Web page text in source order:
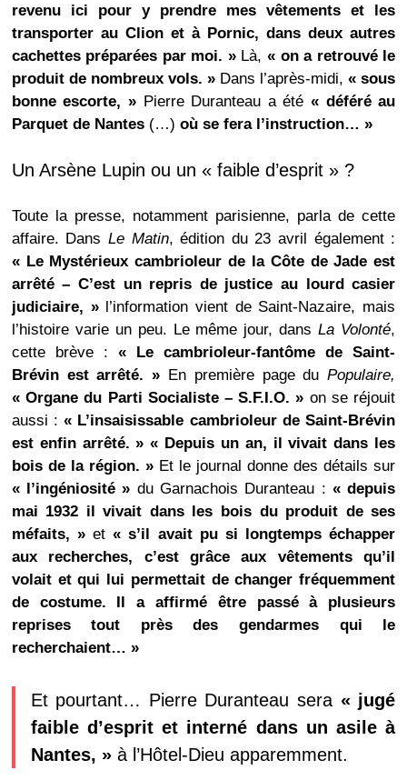
revenu ici pour y prendre mes vêtements et les
transporter au Clion et à Pornic, dans deux autres
cachettes préparées par moi. »Là,« on a retrouvé le
produit de nombreux vols. » Dans l’après-midi,« sous
bonne escorte, » Pierre Duranteau a été « déféré au
Parquet de Nantes(…) où se fera l’instruction… »
Un Arsène Lupin ou un « faible d’esprit » ?
Toute la presse, notamment parisienne, parla de cette
affaire. Dans Le Matin, édition du 23 avril également :
« Le Mystérieux cambrioleur de la Côte de Jade est
arrêté – C’est un repris de justice au lourd casier
judiciaire, »l’information vient de Saint-Nazaire, mais
l’histoire varie un peu. Le même jour, dansLa Volonté,
cette brève : « Le cambrioleur-fantôme de Saint-
Brévin est arrêté. » En première page duPopulaire,
« Organe du Parti Socialiste – S.F.I.O. » on se réjouit
aussi :« L’insaisissable cambrioleur de Saint-Brévin
est enfin arrêté. » « Depuis un an, il vivait dans les
bois de la région. »Et le journal donne des détails sur
« l’ingéniosité » du Garnachois Duranteau : « depuis
mai 1932 il vivait dans les bois du produit de ses
méfaits, »et« s’il avait pu si longtemps échapper
aux recherches, c’est grâce aux vêtements qu’il
volait et qui lui permettait de changer fréquemment
de costume. Il a affirmé être passé à plusieurs
reprises tout près des gendarmes qui le
recherchaient… »
Et pourtant… Pierre Duranteau sera « jugé
faible d’esprit et interné dans un asile à
Nantes, »à l’Hôtel-Dieu apparemment.